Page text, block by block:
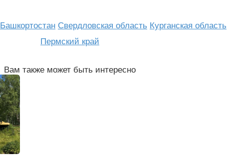
Башкортостан Свердловская область Курганская область
Пермский край
Вам также может быть интересно